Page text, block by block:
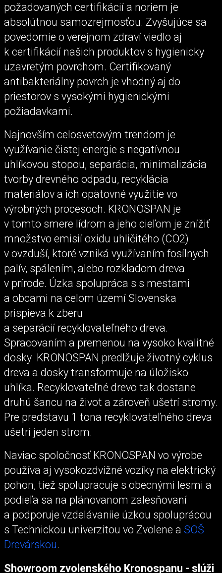
požadovaných certifikácií a noriem je
absolútnou samozrejmosťou. Zvyšujúce sa
povedomie o verejnom zdraví viedlo aj
k certifikácií našich produktov s hygienicky
uzavretým povrchom. Certifikovaný
antibakteriálny povrch je vhodný aj do
priestorov s vysokými hygienickými
požiadavkami.
Najnovším celosvetovým trendom je
využívanie čistej energie s negatívnou
uhlíkovou stopou, separácia, minimalizácia
tvorby drevného odpadu, recyklácia
materiálov a ich opätovné využitie vo
výrobných procesoch. KRONOSPAN je
v tomto smere lídrom a jeho cieľom je znížiť
množstvo emisií oxidu uhličitého (CO2)
v ovzduší, ktoré vzniká využívaním fosílnych
palív, spálením, alebo rozkladom dreva
v prírode. Úzka spolupráca s s mestami
a obcami na celom území Slovenska
prispieva k zberu
a separácií recyklovateľného dreva.
Spracovaním a premenou na vysoko kvalitné
dosky KRONOSPAN predlžuje životný cyklus
dreva a dosky transformuje na úložisko
uhlíka. Recyklovateľné drevo tak dostane
druhú šancu na život a zároveň ušetrí stromy.
Pre predstavu 1 tona recyklovateľného dreva
ušetrí jeden strom.
Naviac spoločnosť KRONOSPAN vo výrobe
používa aj vysokozdvižné vozíky na elektrický
pohon, tiež spolupracuje s obecnými lesmi a
podieľa sa na plánovanom zalesňovaní
a podporuje vzdelávaniie úzkou spoluprácou
s Technickou univerzitou vo Zvolene a SOŠ
Drevárskou.
Showroom zvolenského Kronospanu - slúži